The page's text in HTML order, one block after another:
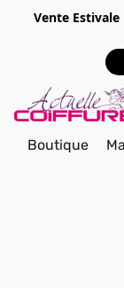
Vente
Boutique